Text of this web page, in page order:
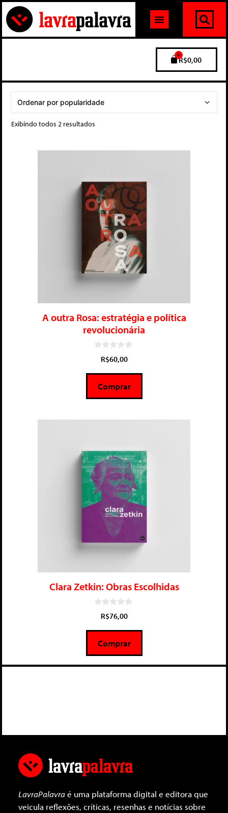
R$0,00
0
Exibindo todos 2 resultados
A outra Rosa: estratégia e política
revolucionária
5
R$60,00
Comprar
Clara Zetkin: Obras Escolhidas
5
R$76,00
Comprar
LavraPalavraé uma plataforma digital e editora que
veicula reflexões, críticas, resenhas e notícias sobre